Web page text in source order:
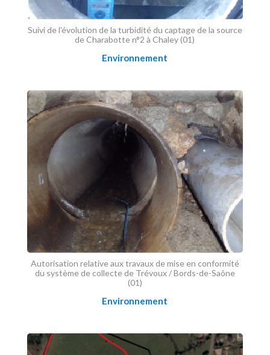
Suivi de l’évolution de la turbidité du captage de la source
de Charabotte n°2 à Chaley (01)
Environnement
Autorisation relative aux travaux de mise en conformité
du système de collecte de Trévoux / Bords-de-Saône
(01)
Environnement